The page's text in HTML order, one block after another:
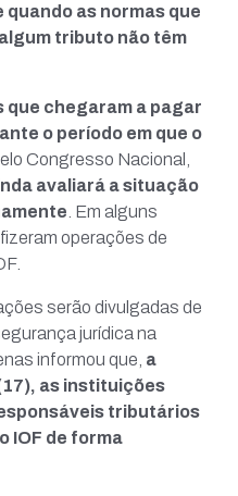
as normas que
tributo não têm
chegaram a pagar
o período em que o
Congresso Nacional,
avaliará a situação
. Em alguns
operações de
serão divulgadas de
jurídica na
informou que, a
as instituições
tributários
IOF de forma